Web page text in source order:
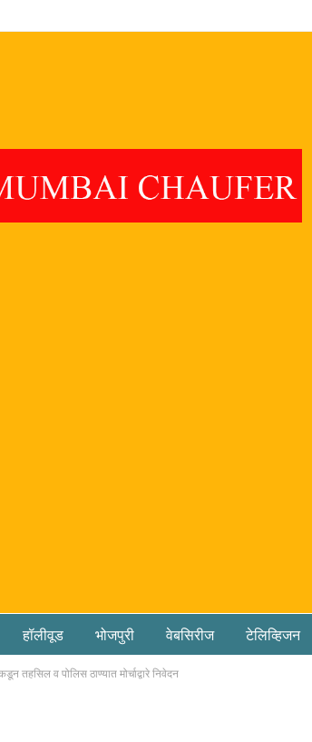
हॉलीवूड भोजपुरी वेबसिरीज टेलिव्हिजन
तहसिल व पोलिस ठाण्यात मोर्चाद्वारे निवेदन